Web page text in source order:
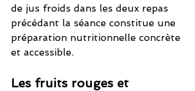
de jus froids dans les deux repas
précédant la séance constitue une
préparation nutritionnelle concrète
et accessible.
Les fruits rouges et